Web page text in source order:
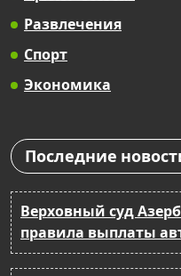
Развлечения
Спорт
Экономика
Последние
Верховный суд
правила выплаты